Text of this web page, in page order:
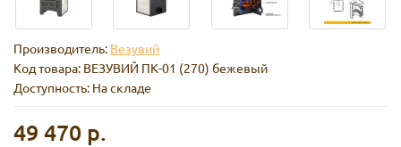
Производитель: Везувий
Код товара: ВЕЗУВИЙ ПК-01 (270) бежевый
Доступность: На складе
49 470 р.